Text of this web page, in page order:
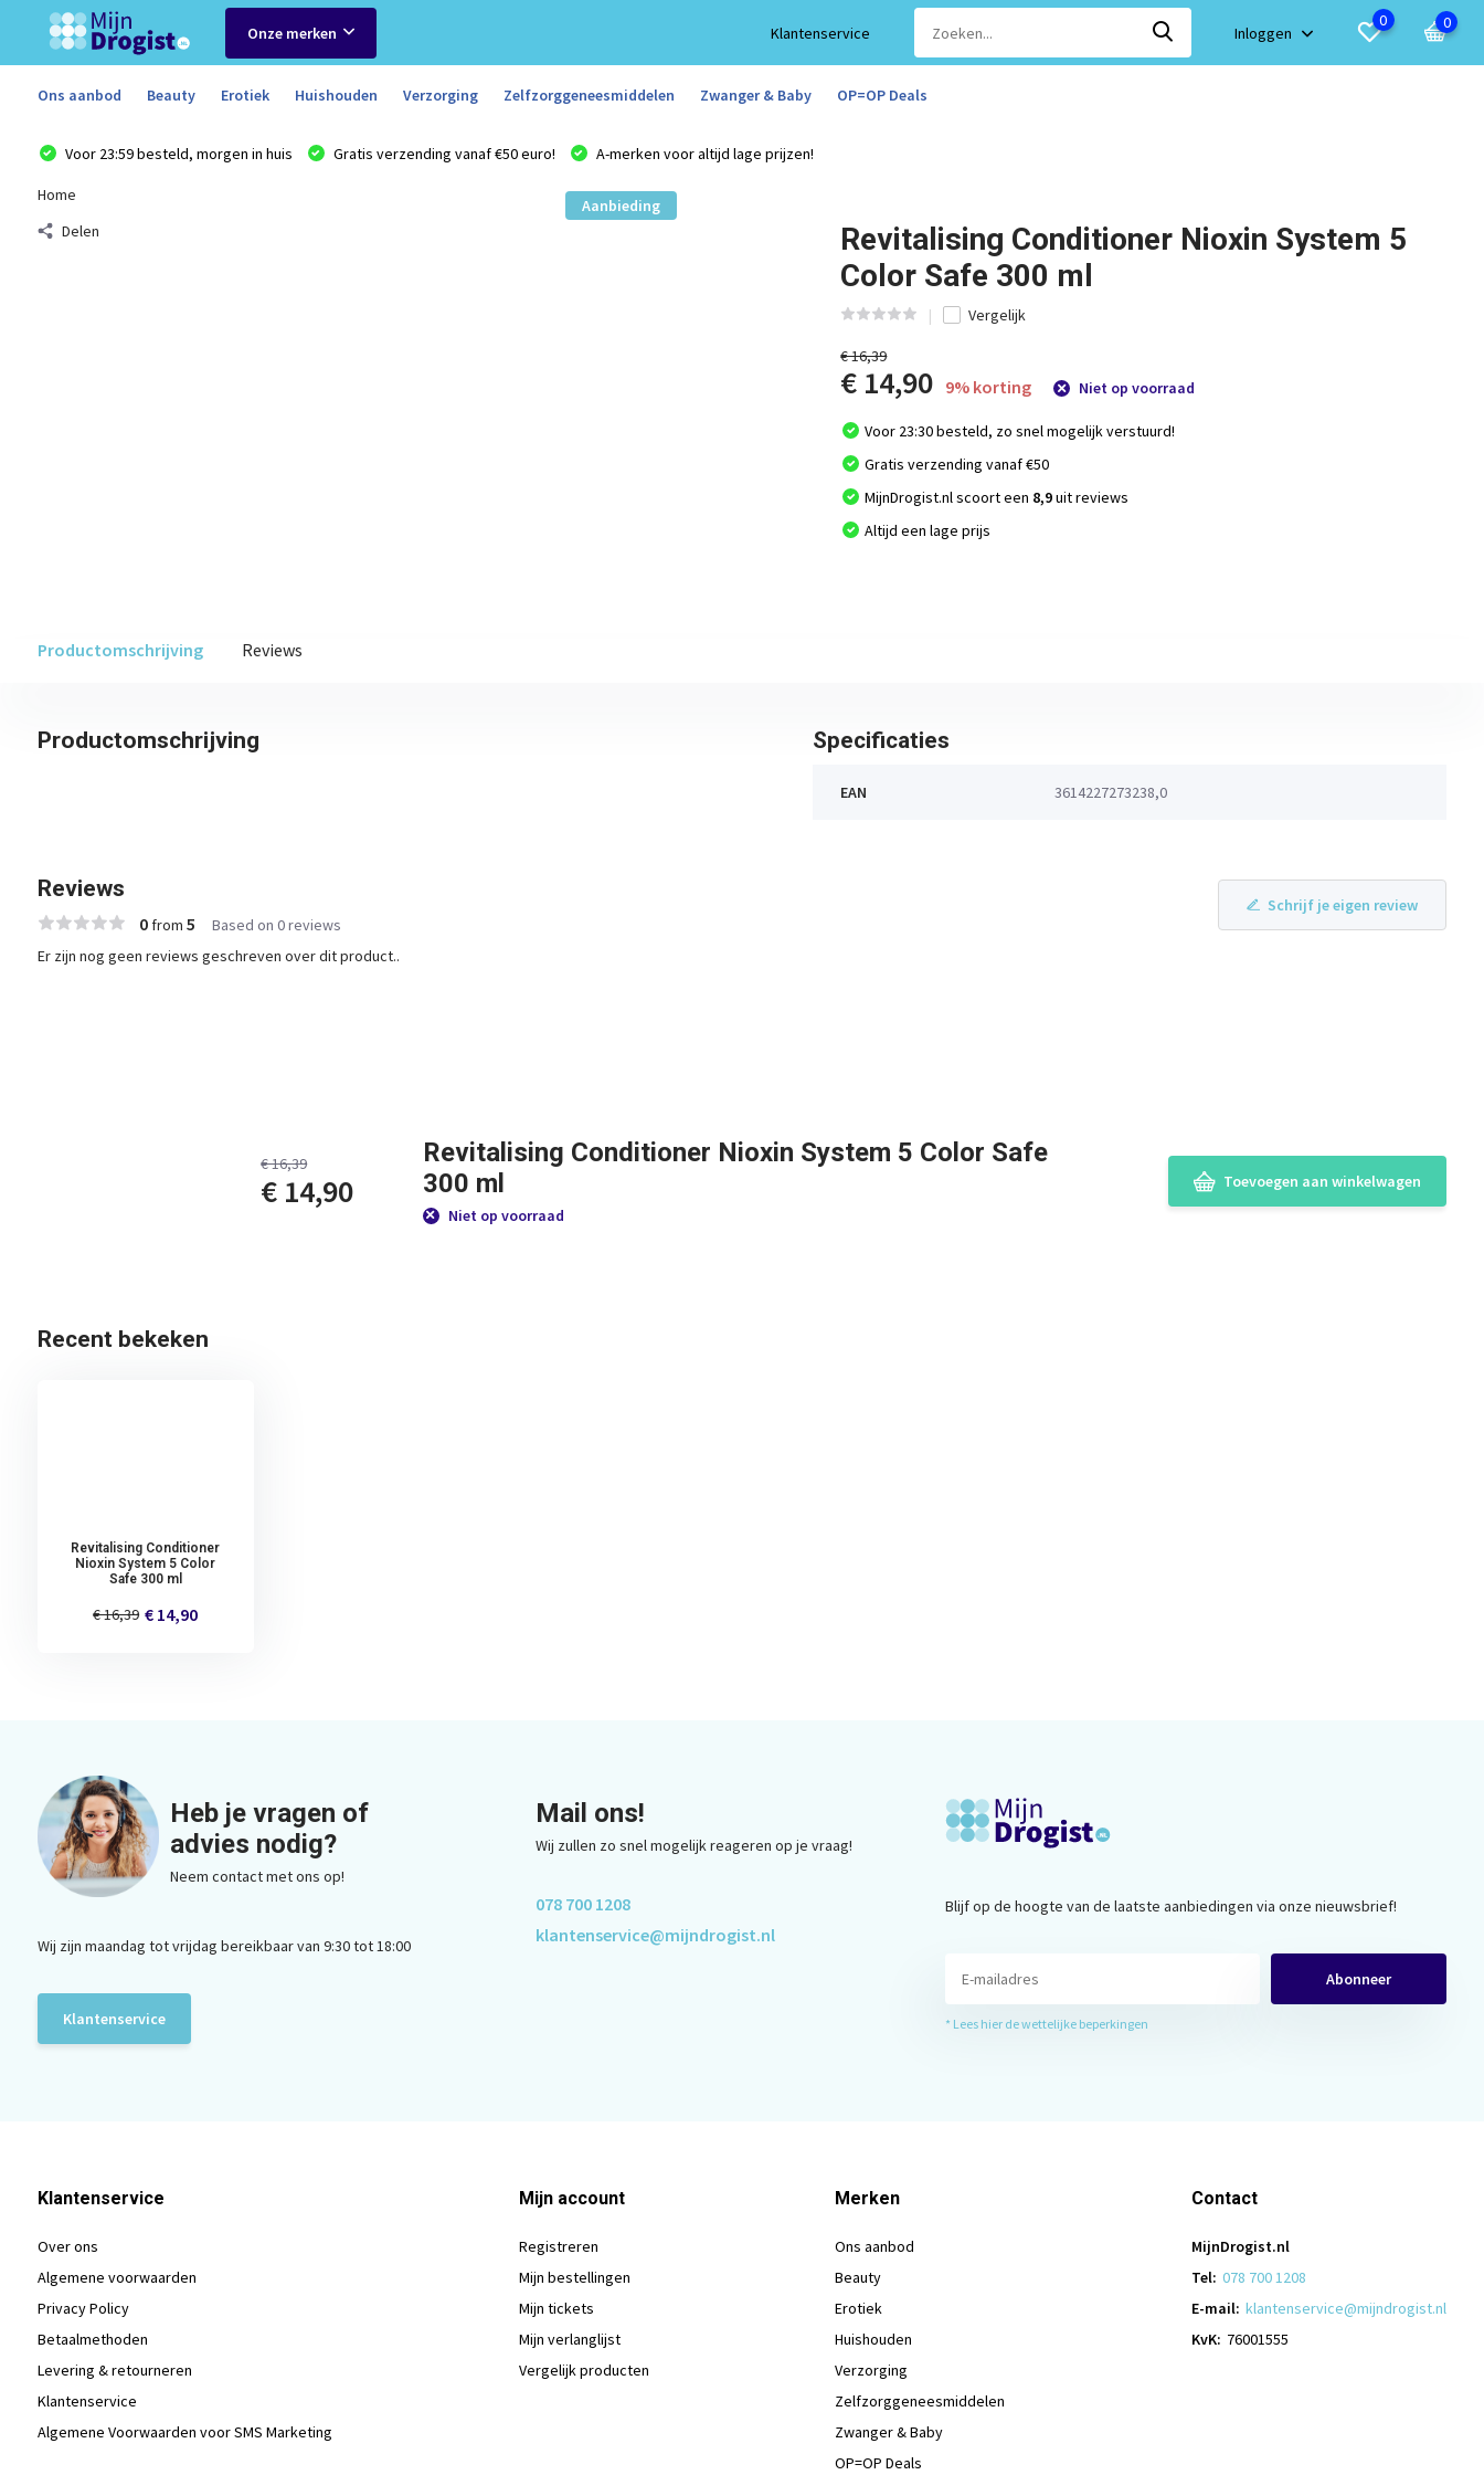
Onze merken Klantenservice Inloggen
0 0
Ons aanbod Beauty Erotiek Huishouden Verzorging Zelfzorggeneesmiddelen Zwanger & Baby OP=OP Deals
Voor 23:59 besteld, morgen in huis Gratis verzending vanaf €50 euro! A-merken voor altijd lage prijzen!
Home
Aanbieding
Delen
Revitalising Conditioner Nioxin System 5
Color Safe 300 ml
Vergelijk
€ 16,39
€ 14,90 9% korting Niet op voorraad
Voor 23:30 besteld, zo snel mogelijk verstuurd!
Gratis verzending vanaf €50
MijnDrogist.nl scoort een 8,9uit reviews
Altijd een lage prijs
Productomschrijving Reviews
Productomschrijving Specificaties
EAN 3614227273238,0
Reviews
0from 5 Based on 0 reviews
Schrijf je eigen review
Er zijn nog geen reviews geschreven over dit product..
€ 16,39
€ 14,90
Revitalising Conditioner Nioxin System 5 Color Safe
300 ml
Niet op voorraad
Toevoegen aan winkelwagen
Recent bekeken
Revitalising Conditioner
Nioxin System 5 Color
Safe 300 ml
€ 16,39 € 14,90
Heb je vragen of
advies nodig?
Neem contact met ons op!
Wij zijn maandag tot vrijdag bereikbaar van 9:30 tot 18:00
Klantenservice
Mail ons!
Wij zullen zo snel mogelijk reageren op je vraag!
078 700 1208
klantenservice@mijndrogist.nl
Blijf op de hoogte van de laatste aanbiedingen via onze nieuwsbrief!
Abonneer
* Lees hier de wettelijke beperkingen
Klantenservice
Over ons
Algemene voorwaarden
Privacy Policy
Betaalmethoden
Levering & retourneren
Klantenservice
Algemene Voorwaarden voor SMS Marketing
Mijn account
Registreren
Mijn bestellingen
Mijn tickets
Mijn verlanglijst
Vergelijk producten
Merken
Ons aanbod
Beauty
Erotiek
Huishouden
Verzorging
Zelfzorggeneesmiddelen
Zwanger & Baby
OP=OP Deals
Contact
MijnDrogist.nl
Tel: 078 700 1208
E-mail: klantenservice@mijndrogist.nl
KvK: 76001555